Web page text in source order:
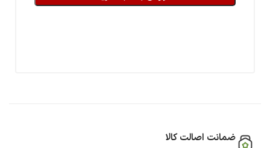
ضمانت اصالت کالا